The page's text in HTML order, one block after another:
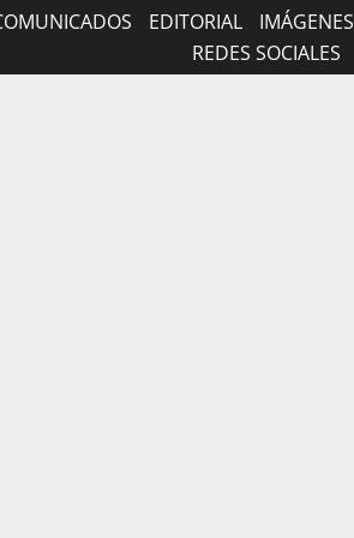
EDITORIAL IMÁGENES
REDES SOCIALES